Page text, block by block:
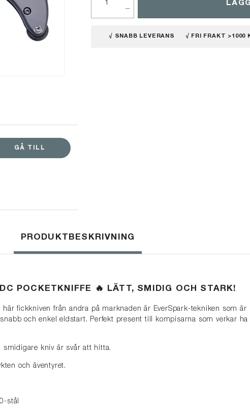
√ SNABB LEVERANS √ FRI FRAKT >1000
GÅ TILL
PRODUKTBESKRIVNING
POCKETKNIFFE 🔥 LÄTT, SMIDIG OCH STARK!
fickkniven från andra på marknaden är EverSpark-tekniken som är
och enkel eldstart. Perfekt present till kompisarna som verkar ha
smidigare kniv är svår att hitta.
och äventyret.
stål